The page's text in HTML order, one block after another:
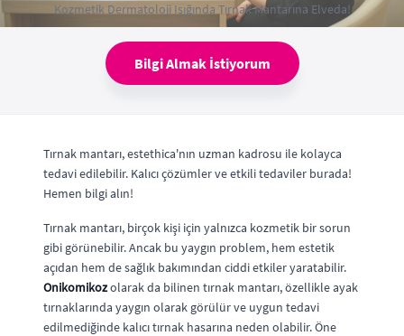
Kozmetik Dermatoloji Işığında Tırnak Mantarına Elveda!
Bilgi Almak İstiyorum
Tırnak mantarı, estethica'nın uzman kadrosu ile kolayca
tedavi edilebilir. Kalıcı çözümler ve etkili tedaviler burada!
Hemen bilgi alın!
Tırnak mantarı, birçok kişi için yalnızca kozmetik bir sorun
gibi görünebilir. Ancak bu yaygın problem, hem estetik
açıdan hem de sağlık bakımından ciddi etkiler yaratabilir.
Onikomikozolarak da bilinen tırnak mantarı, özellikle ayak
tırnaklarında yaygın olarak görülür ve uygun tedavi
edilmediğinde kalıcı tırnak hasarına neden olabilir. Öne